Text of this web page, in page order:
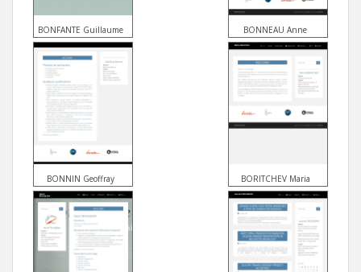
BONFANTE Guillaume BONNEAU Anne
BONNIN Geoffray BORITCHEV Maria